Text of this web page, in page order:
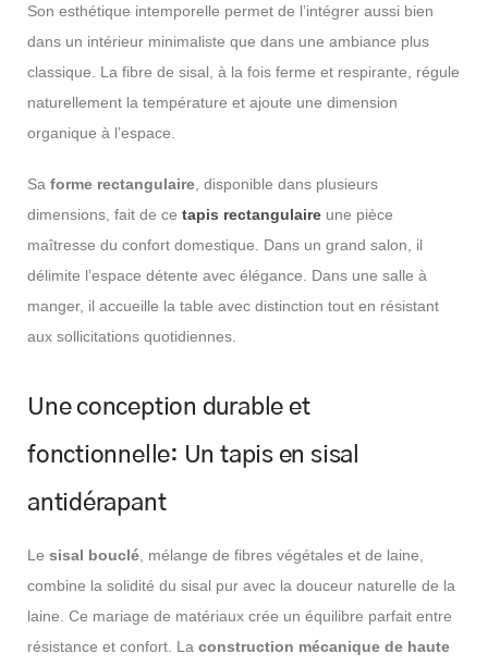
Son esthétique intemporelle permet de l’intégrer aussi bien
dans un intérieur minimaliste que dans une ambiance plus
classique. La fibre de sisal, à la fois ferme et respirante, régule
naturellement la température et ajoute une dimension
organique à l’espace.
Sa forme rectangulaire, disponible dans plusieurs
dimensions, fait de ce tapis rectangulaire une pièce
maîtresse du confort domestique. Dans un grand salon, il
délimite l’espace détente avec élégance. Dans une salle à
manger, il accueille la table avec distinction tout en résistant
aux sollicitations quotidiennes.
Une conception durable et
fonctionnelle: Un tapis en sisal
antidérapant
Le sisal bouclé , mélange de fibres végétales et de laine,
combine la solidité du sisal pur avec la douceur naturelle de la
laine. Ce mariage de matériaux crée un équilibre parfait entre
résistance et confort. La construction mécanique de haute